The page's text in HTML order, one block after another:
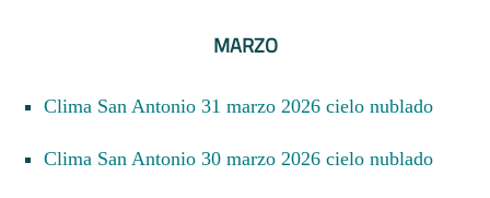
MARZO
Clima San Antonio 31 marzo 2026 cielo nublado
Clima San Antonio 30 marzo 2026 cielo nublado